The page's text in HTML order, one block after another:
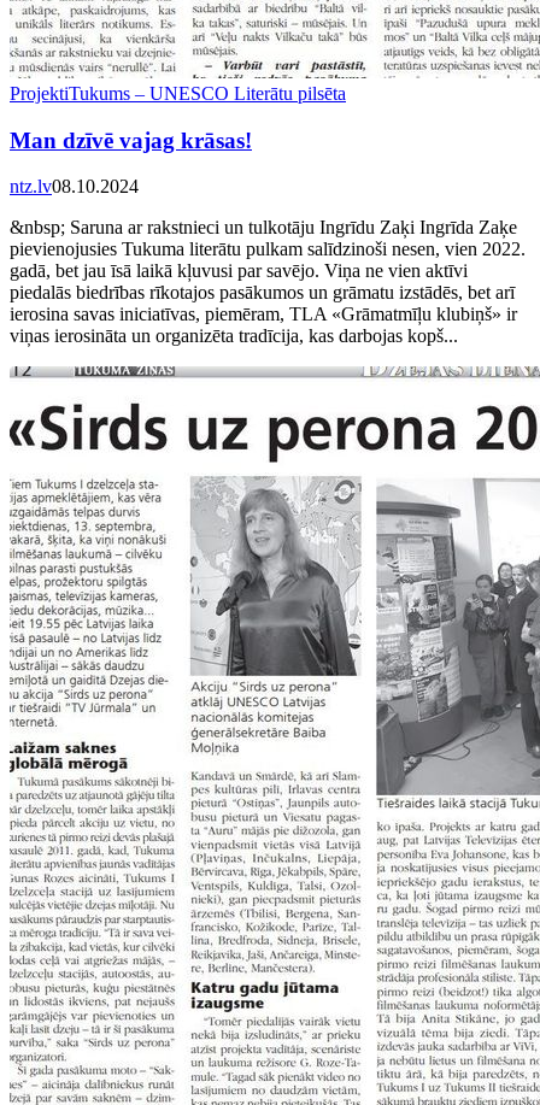
ProjektiTukums – UNESCO Literātu pilsēta
Man dzīvē vajag krāsas!
ntz.lv08.10.2024
&nbsp; Saruna ar rakstnieci un tulkotāju Ingrīdu Zaķi Ingrīda Zaķe
pievienojusies Tukuma literātu pulkam salīdzinoši nesen, vien 2022.
gadā, bet jau īsā laikā kļuvusi par savējo. Viņa ne vien aktīvi
piedalās biedrības rīkotajos pasākumos un grāmatu izstādēs, bet arī
ierosina savas iniciatīvas, piemēram, TLA «Grāmatmīļu klubiņš» ir
viņas ierosināta un organizēta tradīcija, kas darbojas kopš...